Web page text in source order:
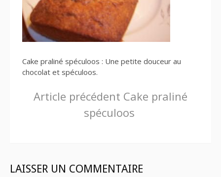
Cake praliné spéculoos : Une petite douceur au
chocolat et spéculoos.
Lire
Article précédent Cake praliné
spéculoos
LAISSER UN COMMENTAIRE